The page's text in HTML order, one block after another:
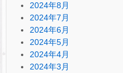
2024年8月
2024年7月
2024年6月
2024年5月
2024年4月
2024年3月